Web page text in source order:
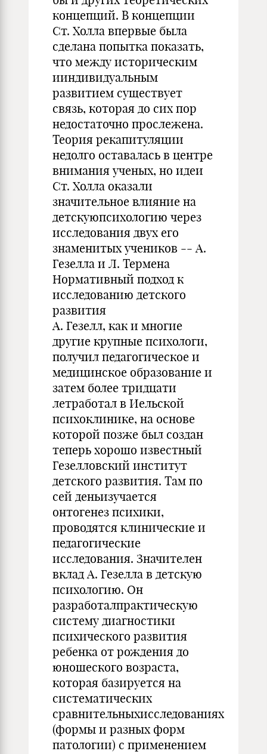
концепций. В концепции
Ст. Холла впервые была
сделана попытка показать,
что между историческим
ииндивидуальным
развитием существует
связь, которая до сих пор
недостаточно прослежена.
Теория рекапитуляции
недолго оставалась в центре
внимания ученых, но идеи
Ст. Холла оказали
значительное влияние на
детскуюпсихологию через
исследования двух его
знаменитых учеников -- А.
Гезелла и Л. Термена
Нормативный подход к
исследованию детского
развития
А. Гезелл, как и многие
другие крупные психологи,
получил педагогическое и
медицинское образование и
затем более тридцати
летработал в Иельской
психоклинике, на основе
которой позже был создан
теперь хорошо известный
Гезелловский институт
детского развития. Там по
сей деньизучается
онтогенез психики,
проводятся клинические и
педагогические
исследования. Значителен
вклад А. Гезелла в детскую
психологию. Он
разработалпрактическую
систему диагностики
психического развития
ребенка от рождения до
юношеского возраста,
которая базируется на
систематических
сравнительныхисследованиях
(формы и разных форм
патологии) с применением